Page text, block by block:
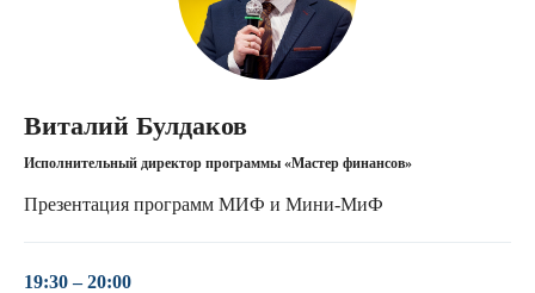
Виталий Булдаков
Исполнительный директор программы «Мастер финансов»
Презентация программ МИФ и Мини-МиФ
19:30 – 20:00